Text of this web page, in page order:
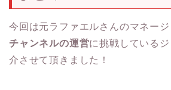
今回は元ラファエルさんのマネー
チャンネルの運営に挑戦している
介させて頂きました！